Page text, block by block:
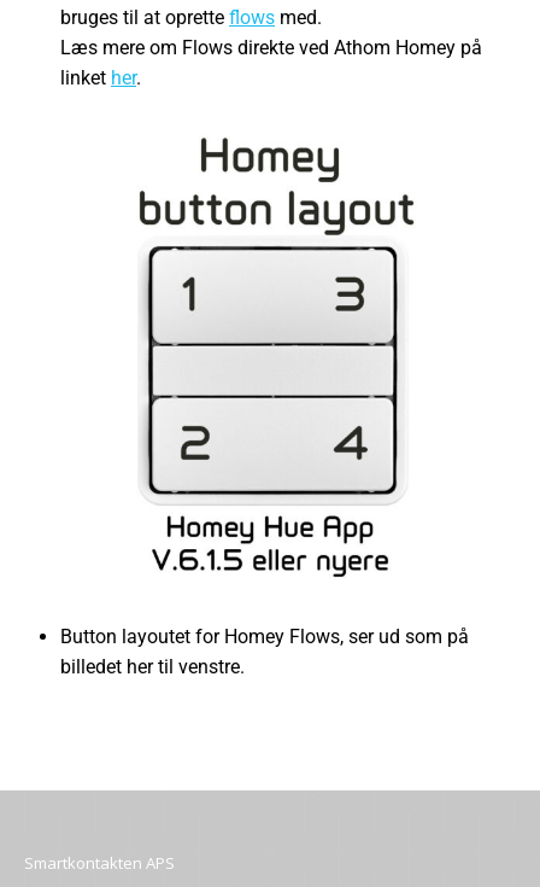
bruges til at oprette flows med.
Læs mere om Flows direkte ved Athom Homey på
linket her.
Button layoutet for Homey Flows, ser ud som på
billedet her til venstre.
Smartkontakten APS